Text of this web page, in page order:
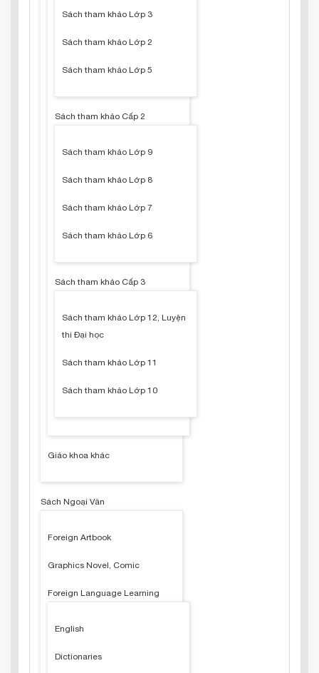
Sách tham khảo Lớp 3
Sách tham khảo Lớp 2
Sách tham khảo Lớp 5
Sách tham khảo Cấp 2
Sách tham khảo Lớp 9
Sách tham khảo Lớp 8
Sách tham khảo Lớp 7
Sách tham khảo Lớp 6
Sách tham khảo Cấp 3
Sách tham khảo Lớp 12, Luyện
thi Đại học
Sách tham khảo Lớp 11
Sách tham khảo Lớp 10
Giáo khoa khác
Sách Ngoại Văn
Foreign Artbook
Graphics Novel, Comic
Foreign Language Learning
English
Dictionaries